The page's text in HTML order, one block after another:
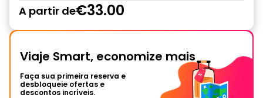
A partir de€33.00
Viaje Smart, economize mais
Faça sua primeira reserva e
desbloqueie ofertas e
descontos incríveis.